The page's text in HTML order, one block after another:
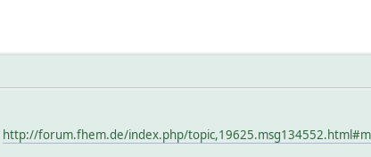
http://forum.fhem.de/index.php/